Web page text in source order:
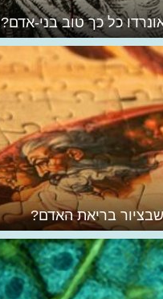
כל כך טוב בני-אדם?
בריאת האדם?